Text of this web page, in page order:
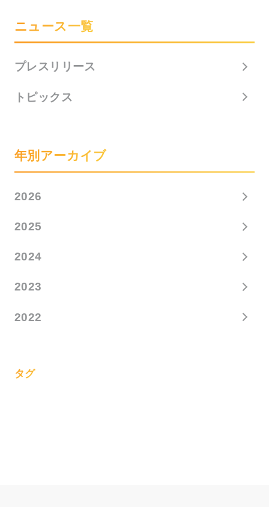
ニュース一覧
プレスリリース
トピックス
年別アーカイブ
2026
2025
2024
2023
2022
タグ